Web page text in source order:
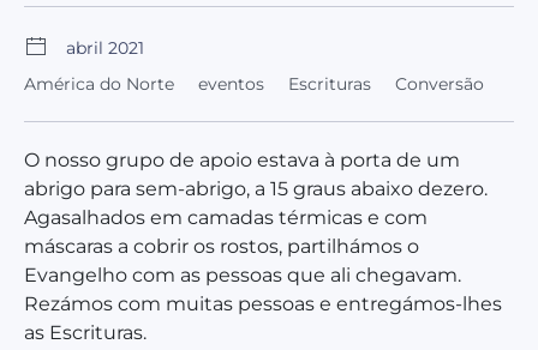
abril 2021
América do Norte
eventos Escrituras Conversão
O nosso grupo de apoio estava à porta de um
abrigo para sem-abrigo, a 15 graus abaixo dezero.
Agasalhados em camadas térmicas e com
máscaras a cobrir os rostos, partilhámos o
Evangelho com as pessoas que ali chegavam.
Rezámos com muitas pessoas e entregámos-lhes
as Escrituras.